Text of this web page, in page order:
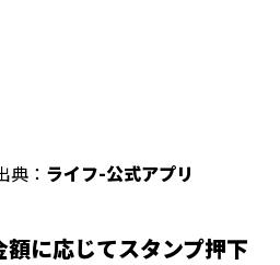
典： ライフ-公式アプリ
に応じてスタンプ押下